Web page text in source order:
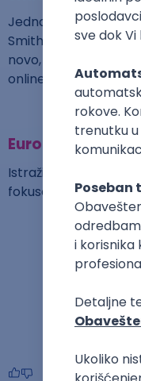
Jedna od najbolje
Smithsonian-a. Bilo
novo, ova internet
online izložbe.
Europeana
Istraživači i internet
fokusom na